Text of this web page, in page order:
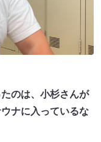
のは、小杉さんが
ナに入っているな